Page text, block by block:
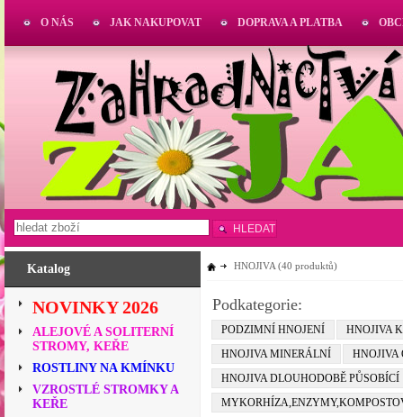
Katalog
NOVINKY 2026
ALEJOVÉ A SOLITERNÍ
STROMY, KEŘE
ROSTLINY NA KMÍNKU
VZROSTLÉ STROMKY A
KEŘE
HNOJIVA (40 produktů)
Podkategorie:
PODZIMNÍ HNOJENÍ
HNOJIVA
HNOJIVA MINERÁLNÍ
HNOJIVA
HNOJIVA DLOUHODOBĚ PŮSOBÍCÍ
O NÁS JAK NAKUPOVAT DOPRAVA A PLATBA
HLEDAT